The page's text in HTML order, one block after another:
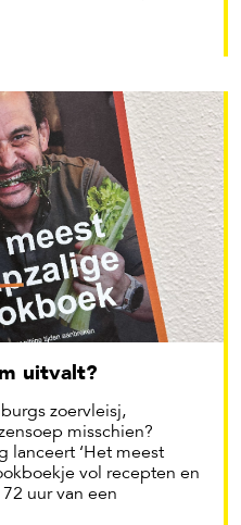
uitvalt?
zoervleisj,
misschien?
lanceert ‘Het meest
vol recepten en
uur van een